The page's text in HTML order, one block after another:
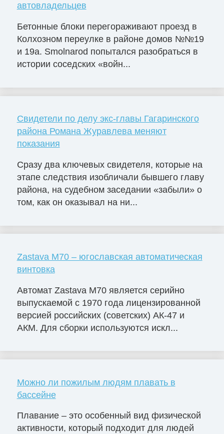
автовладельцев
Бетонные блоки перегораживают проезд в
Колхозном переулке в районе домов №№19
и 19а. Smolnarod попытался разобраться в
истории соседских «войн...
Свидетели по делу экс-главы Гагаринского
района Романа Журавлева меняют
показания
Сразу два ключевых свидетеля, которые на
этапе следствия изобличали бывшего главу
района, на судебном заседании «забыли» о
том, как он оказывал на ни...
Zastava M70 – югославская автоматическая
винтовка
Автомат Zastava M70 является серийно
выпускаемой с 1970 года лицензированной
версией российских (советских) АК-47 и
АКМ. Для сборки используются искл...
Можно ли пожилым людям плавать в
бассейне
Плавание – это особенный вид физической
активности, который подходит для людей